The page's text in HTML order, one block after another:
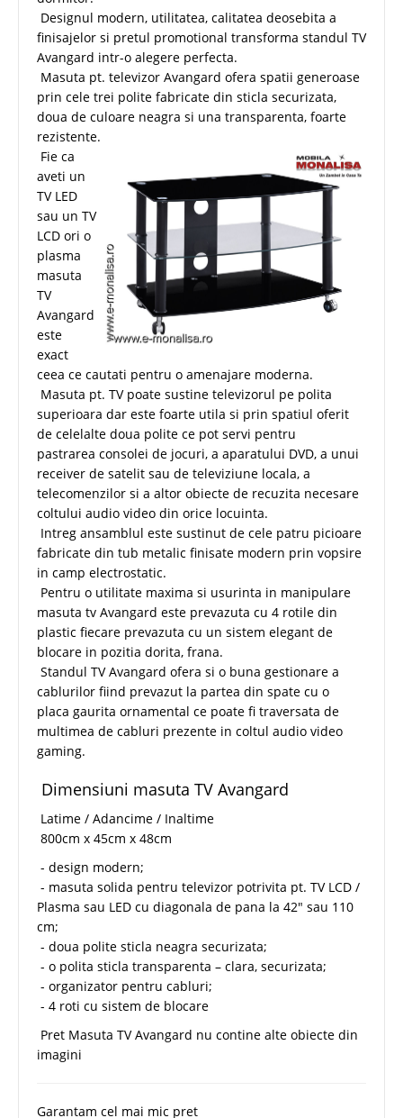
Designul modern, utilitatea, calitatea deosebita a
finisajelor si pretul promotional transforma standul TV
Avangard intr-o alegere perfecta.
Masuta pt. televizor Avangard ofera spatii generoase
prin cele trei polite fabricate din sticla securizata,
doua de culoare neagra si una transparenta, foarte
rezistente.
Fie ca
aveti un
TV LED
sau un TV
LCD ori o
plasma
masuta
TV
Avangard
este
exact
ceea ce cautati pentru o amenajare moderna.
Masuta pt. TV poate sustine televizorul pe polita
superioara dar este foarte utila si prin spatiul oferit
de celelalte doua polite ce pot servi pentru
pastrarea consolei de jocuri, a aparatului DVD, a unui
receiver de satelit sau de televiziune locala, a
telecomenzilor si a altor obiecte de recuzita necesare
coltului audio video din orice locuinta.
Intreg ansamblul este sustinut de cele patru picioare
fabricate din tub metalic finisate modern prin vopsire
in camp electrostatic.
Pentru o utilitate maxima si usurinta in manipulare
masuta tv Avangard este prevazuta cu 4 rotile din
plastic fiecare prevazuta cu un sistem elegant de
blocare in pozitia dorita, frana.
Standul TV Avangard ofera si o buna gestionare a
cablurilor fiind prevazut la partea din spate cu o
placa gaurita ornamental ce poate fi traversata de
multimea de cabluri prezente in coltul audio video
gaming.
Dimensiuni masuta TV Avangard
Latime / Adancime / Inaltime
800cm x 45cm x 48cm
- design modern;
- masuta solida pentru televizor potrivita pt. TV LCD /
Plasma sau LED cu diagonala de pana la 42" sau 110
cm;
- doua polite sticla neagra securizata;
- o polita sticla transparenta – clara, securizata;
- organizator pentru cabluri;
- 4 roti cu sistem de blocare
Pret Masuta TV Avangard nu contine alte obiecte din
imagini
Garantam cel mai mic pret